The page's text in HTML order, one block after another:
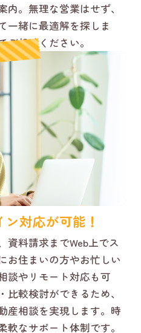
。無理な営業はせず、
一緒に最適解を探しま
相談ください。
対応が可能！
資料請求までWeb上でス
お住まいの方やお忙しい
談やリモート対応も可
較検討ができるため、
産相談を実現します。時
なサポート体制です。